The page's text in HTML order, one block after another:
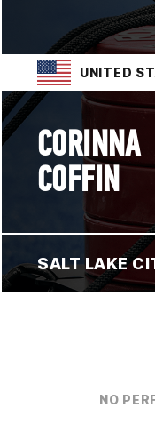
UNITED
CORINNA
COFFIN
SALT LAKE
NO